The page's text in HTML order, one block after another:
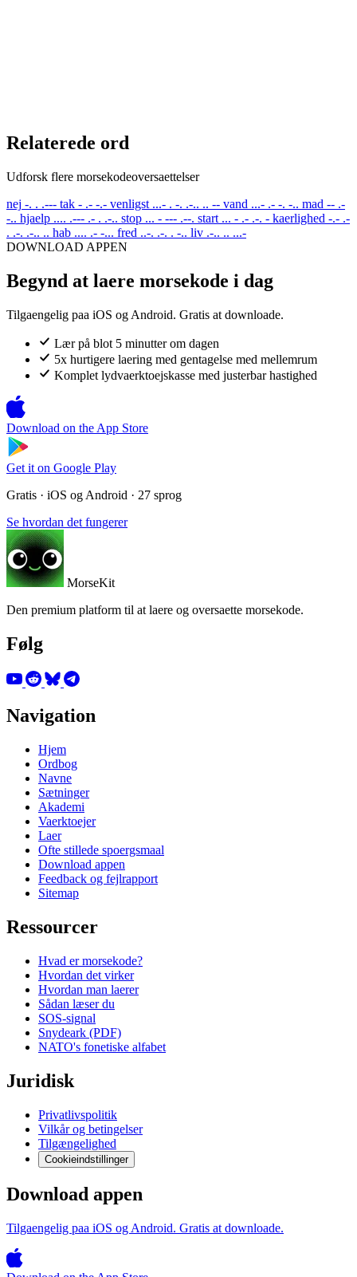
Relaterede ord
Udforsk flere morsekodeoversaettelser
nej -. . .--- tak - .- -.- venligst ...- . -. .-.. .. -- vand ...- .- -. -.. mad -- .-
-.. hjaelp .... .--- .- . .-.. stop ... - --- .--. start ... - .- .-. - kaerlighed -.- .-
. .-. .-.. .. hab .... .- -... fred ..-. .-. . -.. liv .-.. .. ...-
DOWNLOAD APPEN
Begynd at laere morsekode i dag
Tilgaengelig paa iOS og Android. Gratis at downloade.
Lær på blot 5 minutter om dagen
5x hurtigere laering med gentagelse med mellemrum
Komplet lydvaerktoejskasse med justerbar hastighed
Download on the App Store
Get it on Google Play
Gratis · iOS og Android · 27 sprog
Se hvordan det fungerer
MorseKit
Den premium platform til at laere og oversaette morsekode.
Følg
Navigation
Hjem
Ordbog
Navne
Sætninger
Akademi
Vaerktoejer
Laer
Ofte stillede spoergsmaal
Download appen
Feedback og fejlrapport
Sitemap
Ressourcer
Hvad er morsekode?
Hvordan det virker
Hvordan man laerer
Sådan læser du
SOS-signal
Snydeark (PDF)
NATO's fonetiske alfabet
Juridisk
Privatlivspolitik
Vilkår og betingelser
Tilgængelighed
Cookieindstillinger
Download appen
Tilgaengelig paa iOS og Android. Gratis at downloade.